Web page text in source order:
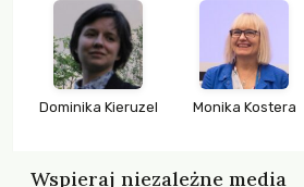
Dominika Kieruzel Monika Kostera
Wspieraj niezależne media